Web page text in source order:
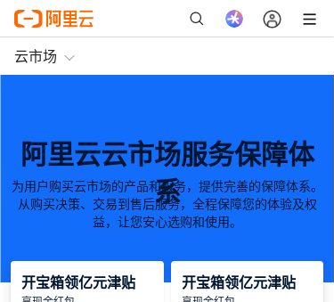
云市场
阿里云云市场服务保障体
系
为用户购买云市场的产品和服务，提供完善的保障体系。
从购买决策、交易到售后服务，全程保障您的体验及权
益，让您安心选购和使用。
开宝箱领亿元津贴 开宝箱领亿元津贴